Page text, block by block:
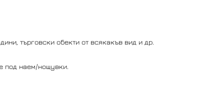
търговски обекти от всякакъв вид и др.
под наем/нощувки.